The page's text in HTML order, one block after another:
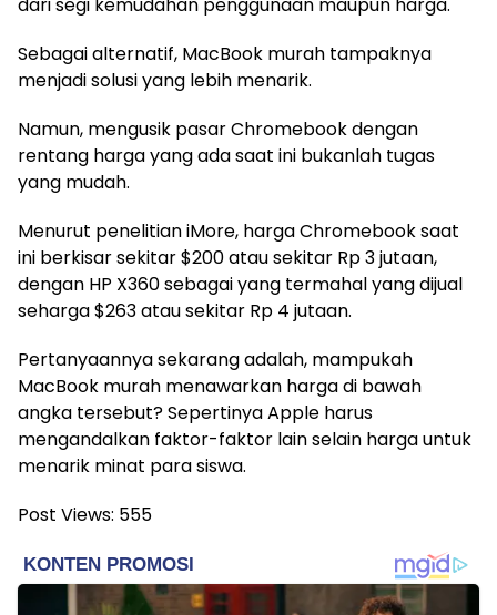
Sebagai alternatif, MacBook murah tampaknya
menjadi solusi yang lebih menarik.
Namun, mengusik pasar Chromebook dengan
rentang harga yang ada saat ini bukanlah tugas
yang mudah.
Menurut penelitian iMore, harga Chromebook saat
ini berkisar sekitar $200 atau sekitar Rp 3 jutaan,
dengan HP X360 sebagai yang termahal yang dijual
seharga $263 atau sekitar Rp 4 jutaan.
Pertanyaannya sekarang adalah, mampukah
MacBook murah menawarkan harga di bawah
angka tersebut? Sepertinya Apple harus
mengandalkan faktor-faktor lain selain harga untuk
menarik minat para siswa.
Post Views: 555